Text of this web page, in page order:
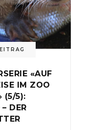
«AUF
IM ZOO
(5/5):
– DER